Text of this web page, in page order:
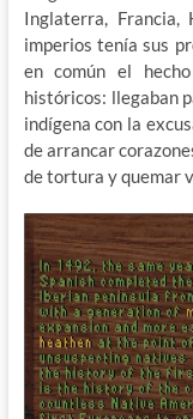
Inglaterra, Francia,
imperios tenía sus
en común el
históricos: llegaban
indígena con la
de arrancar
de tortura y quemar